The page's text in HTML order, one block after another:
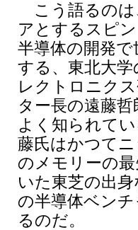
こう語るのは
アとするスピ
半導体の開発
する、東北大学
レクトロニク
ター長の遠藤哲
よく知られて
藤氏はかつて
のメモリーの
いた東芝の出
の半導体ベン
るのだ。